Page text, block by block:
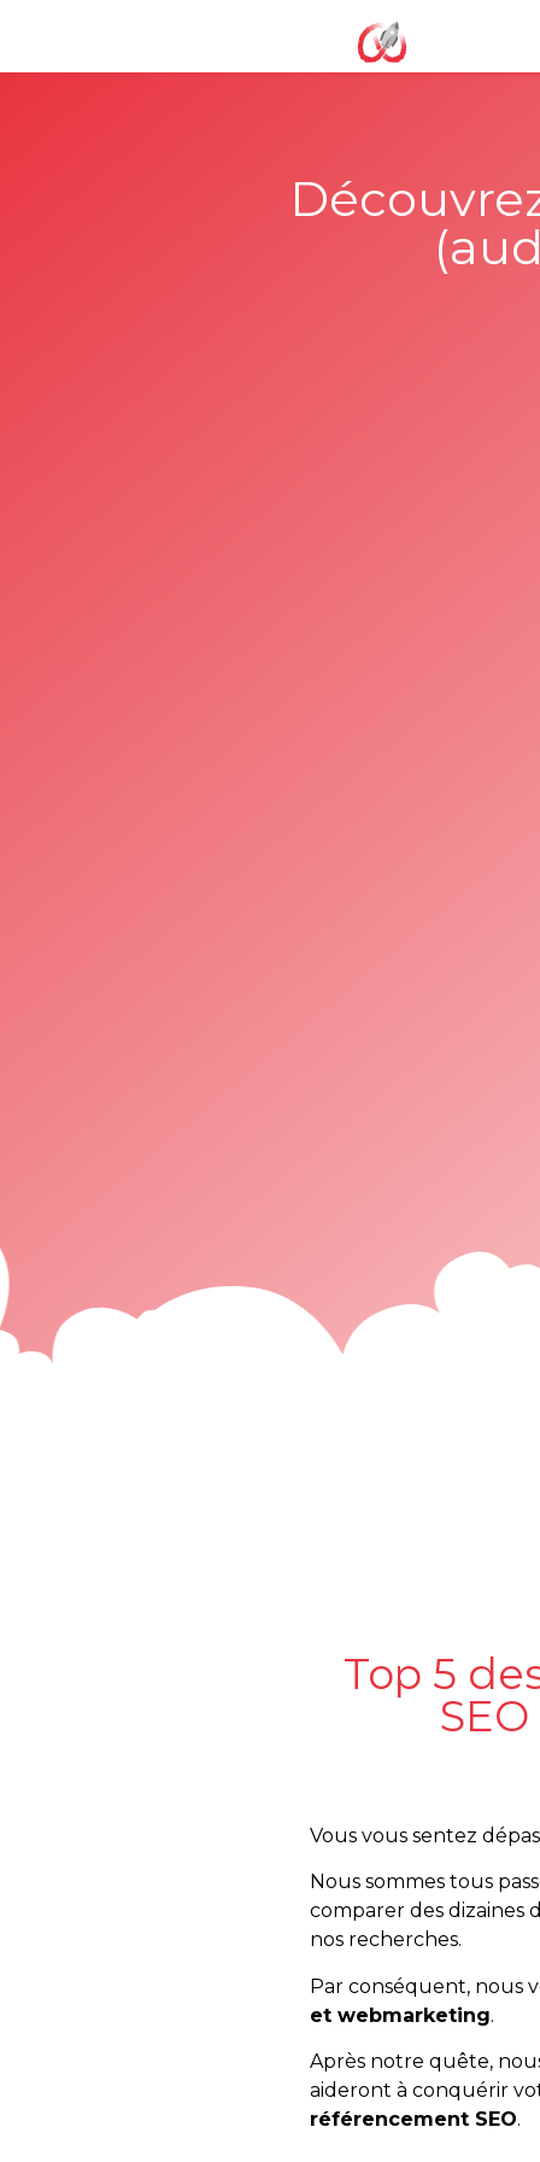
Top 5
Vous vous sentez
Nous sommes tous
comparer des dizaines
nos recherches.
Par conséquent, nous
et webmarketing.
Après notre quête,
aideront à conquérir
référencement SEO.